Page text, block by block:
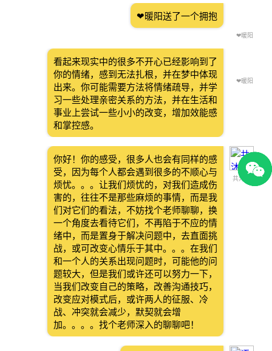
❤暖阳
❤暖阳送了一个拥抱
❤暖阳
看起来现实中的很多不开心已经影响到了
你的情绪，感到无法扎根，并在梦中体现
出来。你可能需要方法将情绪疏导，并学
习一些处理亲密关系的方法，并在生活和
事业上尝试一些小小的改变，增加效能感
和掌控感。
共沐阳光
你好！你的感受，很多人也会有同样的感
受，因为每个人都会遇到很多的不顺心与
烦忧。。。让我们烦忧的，对我们造成伤
害的，往往不是那些麻烦的事情，而是我
们对它们的看法，不妨找个老师聊聊，换
一个角度去看待它们，不再陷于不应的情
绪中，而是置身于解决问题中，去直面挑
战，或可改变心情乐于其中。。。在我们
和一个人的关系出现问题时，可能他的问
题较大，但是我们或许还可以努力一下，
当我们改变自己的策略，改善沟通技巧，
改变应对模式后，或许两人的征服、冷
战、冲突就会减少，默契就会增
加。。。。找个老师深入的聊聊吧！